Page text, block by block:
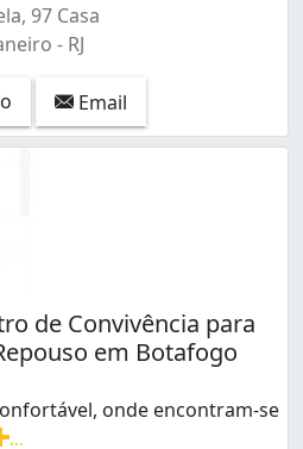
97 Casa
- RJ
Email
de Convivência para
em Botafogo
onde encontram-se